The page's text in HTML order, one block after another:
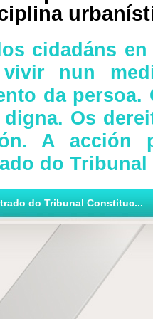
cidadáns
nun
da persoa.
Os
A acción
do
do Tribunal Constituc...